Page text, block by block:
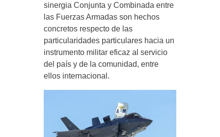
sinergia Conjunta y Combinada entre
las Fuerzas Armadas son hechos
concretos respecto de las
particularidades particulares hacia un
instrumento militar eficaz al servicio
del país y de la comunidad, entre
ellos internacional.